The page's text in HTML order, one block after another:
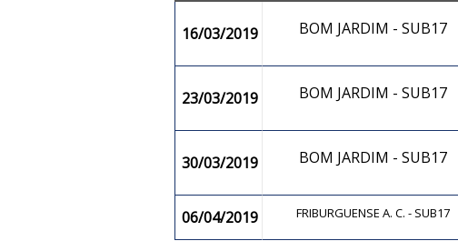
16/03/2019 BOM JARDIM - SUB17
23/03/2019 BOM JARDIM - SUB17
30/03/2019 BOM JARDIM - SUB17
06/04/2019 FRIBURGUENSE A. C. - SUB17